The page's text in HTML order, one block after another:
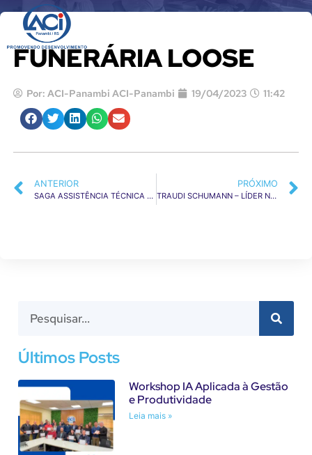
FUNERÁRIA LOOSE
Por: ACI-Panambi ACI-Panambi 19/04/2023 11:42
ANTERIOR
SAGA ASSISTÊNCIA TÉCNICA ELEVADORES
PRÓXIMO
TRAUDI SCHUMANN – LÍDER NATURA
Últimos Posts
Workshop IA Aplicada à Gestão
e Produtividade
Leia mais »